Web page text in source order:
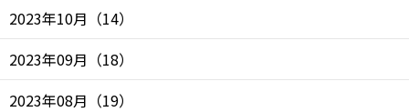
2023年10月 （14）
2023年09月 （18）
2023年08月 （19）